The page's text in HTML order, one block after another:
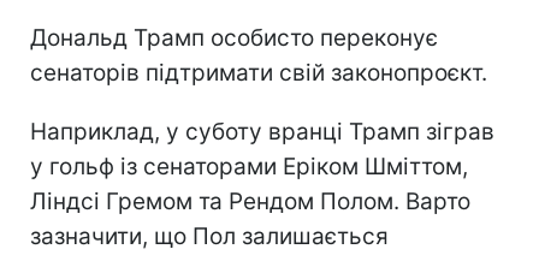
Дональд Трамп особисто переконує
сенаторів підтримати свій законопроєкт.
Наприклад, у суботу вранці Трамп зіграв
у гольф із сенаторами Еріком Шміттом,
Ліндсі Гремом та Рендом Полом. Варто
зазначити, що Пол залишається